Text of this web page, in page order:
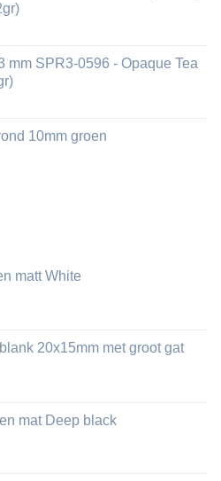
mm SPR3-0596 - Opaque Tea
10mm groen
matt White
20x15mm met groot gat
mat Deep black